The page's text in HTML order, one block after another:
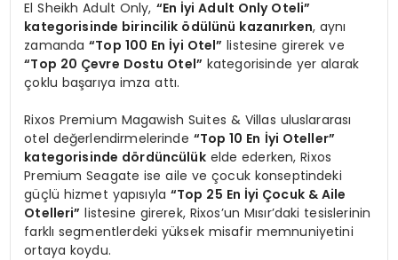
El Sheikh Adult Only, “En İyi Adult Only Oteli”
kategorisinde birincilik ödülünü kazanırken, aynı
zamanda“Top 100 En İyi Otel” listesine girerek ve
“Top 20 Çevre Dostu Otel” kategorisinde yer alarak
çoklu başarıya imza attı.
Rixos Premium Magawish Suites & Villas uluslararası
otel değerlendirmelerinde “Top 10 En İyi Oteller”
kategorisinde dördüncülükelde ederken, Rixos
Premium Seagate ise aile ve çocuk konseptindeki
güçlü hizmet yapısıyla “Top 25 En İyi Çocuk & Aile
Otelleri” listesine girerek, Rixos’un Mısır’daki tesislerinin
farklı segmentlerdeki yüksek misafir memnuniyetini
ortaya koydu.